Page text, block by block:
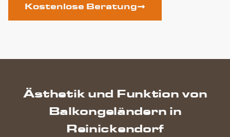
Kostenlose Beratung
Ästhetik und Funktion von
Balkongeländern in
Reinickendorf